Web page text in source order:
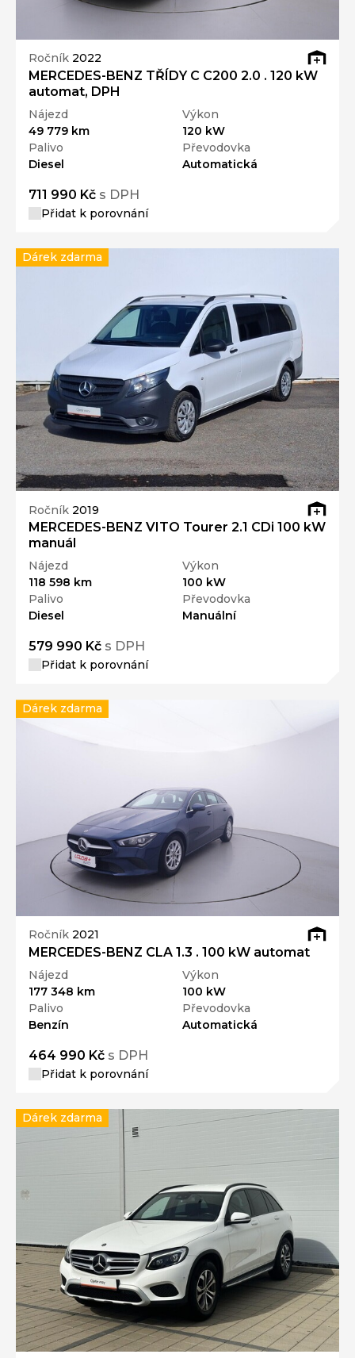
Ročník 2022
MERCEDES-BENZ TŘÍDY C C200 2.0 . 120 kW
automat, DPH
Nájezd
49 779 km
Výkon
120 kW
Palivo
Diesel
Převodovka
Automatická
711 990 Kč s DPH
Přidat k porovnání
Ročník 2019
MERCEDES-BENZ VITO Tourer 2.1 CDi 100 kW
manuál
Nájezd
118 598 km
Výkon
100 kW
Palivo
Diesel
Převodovka
Manuální
579 990 Kč s DPH
Přidat k porovnání
Dárek zdarma
Ročník 2021
MERCEDES-BENZ CLA 1.3 . 100 kW automat
Nájezd
177 348 km
Výkon
100 kW
Palivo
Benzín
Převodovka
Automatická
464 990 Kč s DPH
Přidat k porovnání
Dárek zdarma
Dárek zdarma